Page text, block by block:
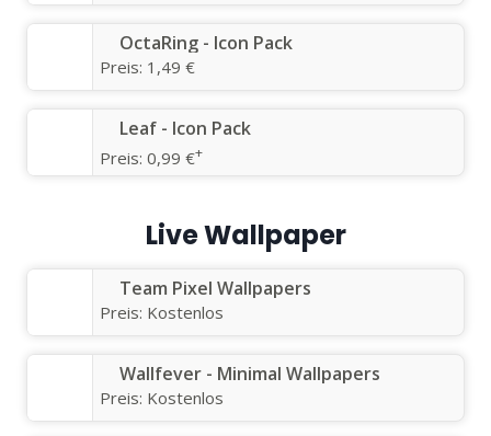
OctaRing - Icon Pack
Preis: 1,49 €
Leaf - Icon Pack
Preis: 0,99 €+
Live Wallpaper
Team Pixel Wallpapers
Preis: Kostenlos
Wallfever - Minimal Wallpapers
Preis: Kostenlos